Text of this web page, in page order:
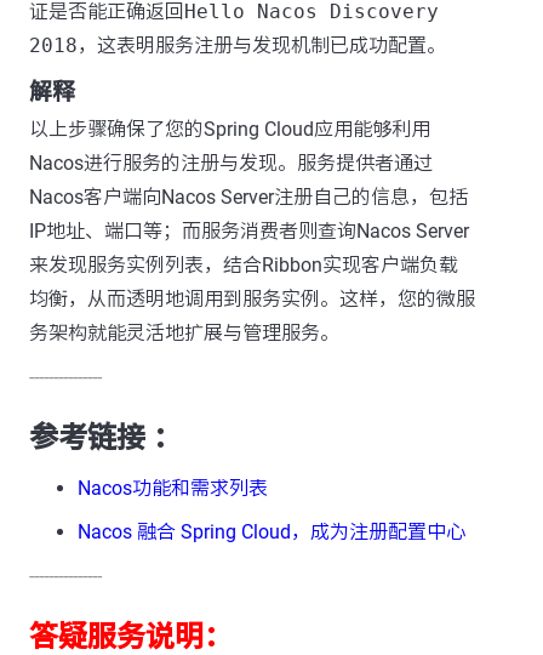
证是否能正确返回 Hello Nacos Discovery
2018，这表明服务注册与发现机制已成功配置。
解释
以上步骤确保了您的Spring Cloud应用能够利用
Nacos进行服务的注册与发现。服务提供者通过
Nacos客户端向Nacos Server注册自己的信息，包括
IP地址、端口等；而服务消费者则查询Nacos Server
来发现服务实例列表，结合Ribbon实现客户端负载
均衡，从而透明地调用到服务实例。这样，您的微服
务架构就能灵活地扩展与管理服务。
---------------
参考链接 ：
Nacos功能和需求列表
Nacos 融合 Spring Cloud，成为注册配置中心
---------------
答疑服务说明：